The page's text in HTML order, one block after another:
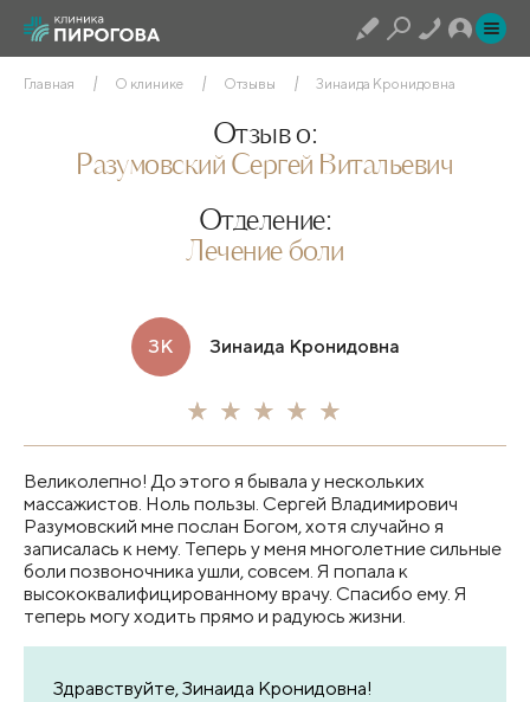
Главная О клинике Отзывы Зинаида Кронидовна
Отзыв о:
Разумовский Сергей Витальевич
Отделение:
Лечение боли
ЗК Зинаида Кронидовна
Великолепно! До этого я бывала у нескольких
массажистов. Ноль пользы. Сергей Владимирович
Разумовский мне послан Богом, хотя случайно я
записалась к нему. Теперь у меня многолетние сильные
боли позвоночника ушли, совсем. Я попала к
высококвалифицированному врачу. Спасибо ему. Я
теперь могу ходить прямо и радуюсь жизни.
Здравствуйте, Зинаида Кронидовна!